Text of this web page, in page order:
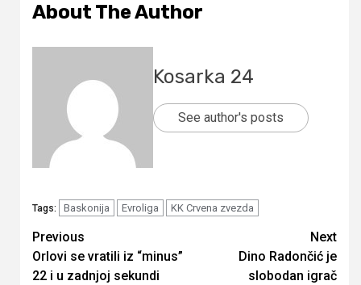
About The Author
Kosarka 24
See author's posts
Tags: Baskonija Evroliga KK Crvena zvezda
Continue
Reading
Previous
Orlovi se vratili iz “minus”
22 i u zadnjoj sekundi
Next
Dino Radončić je
slobodan igrač